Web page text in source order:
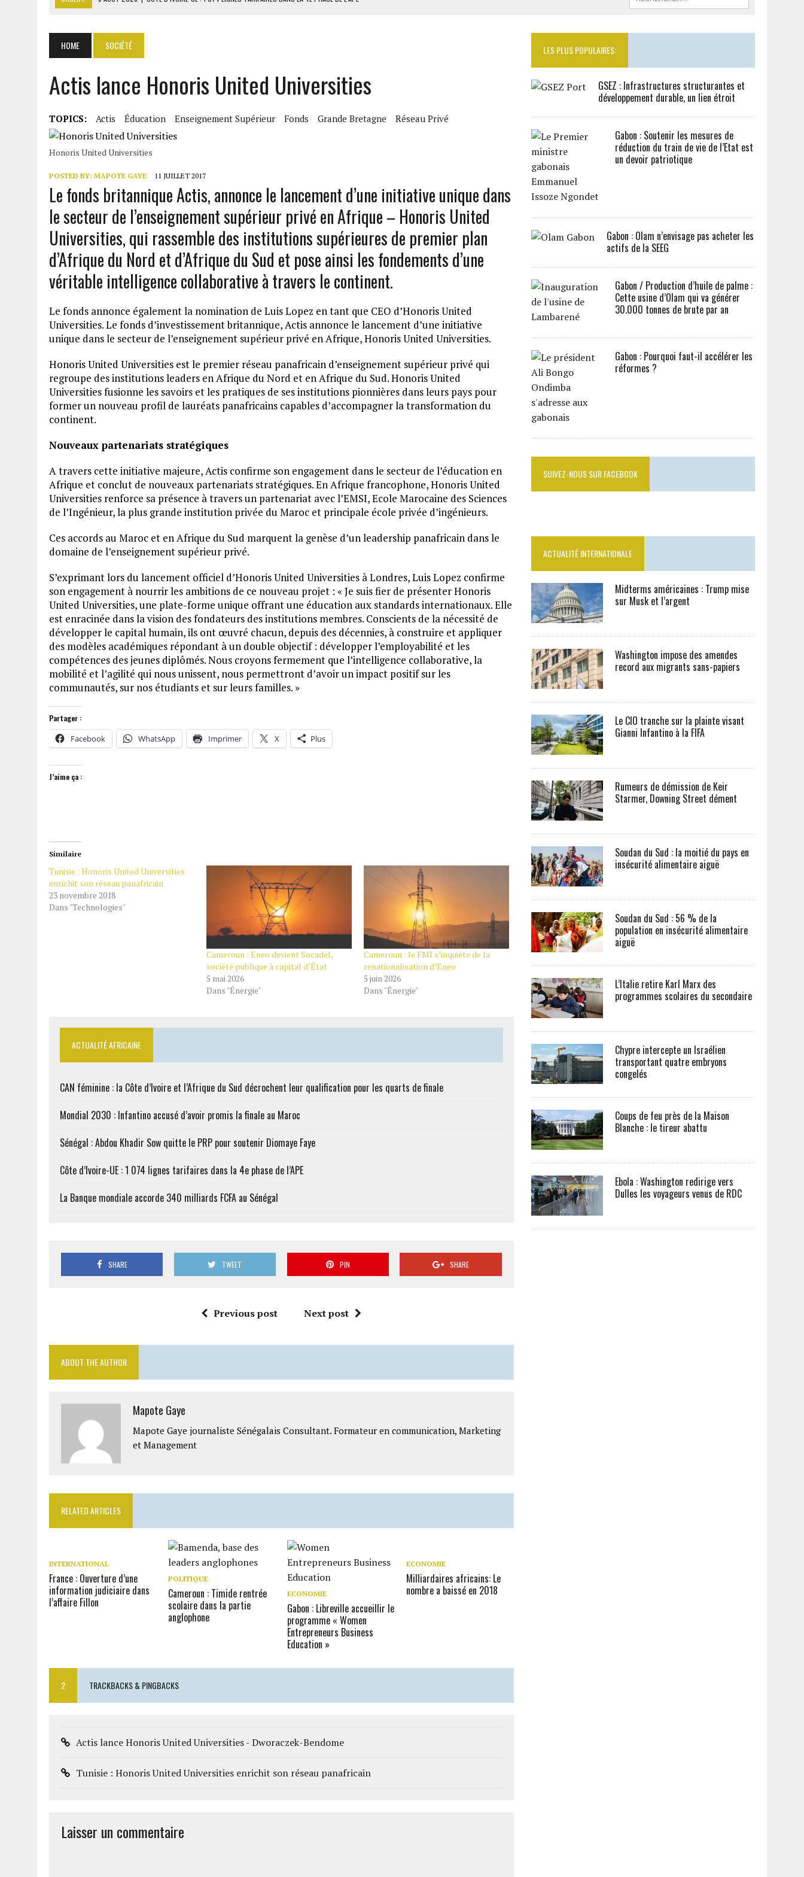
CAN FÉMININE : LA CÔTE D’IVOIRE ET L’AFRIQUE DU SUD DÉCROCHENT LEUR QUALIFICATION POUR LES QUARTS DE FINALE
6 AOÛT 2026 | MONDIAL 2030 : INFANTINO ACCUSÉ D’AVOIR PROMIS LA FINALE AU MAROC
6 AOÛT 2026
SÉNÉGAL : ABDOU KHADIR SOW QUITTE LE PRP POUR SOUTENIR DIOMAYE FAYE
HOME SOCIÉTÉ
Actis lance Honoris United Universities
TOPICS: Actis Éducation Enseignement Supérieur Fonds Grande Bretagne Réseau Privé
Honoris United Universities
POSTED BY: MAPOTE GAYE 11 JUILLET 2017
Le fonds britannique Actis, annonce le lancement d’une initiative unique dans
le secteur de l’enseignement supérieur privé en Afrique – Honoris United
Universities, qui rassemble des institutions supérieures de premier plan
d’Afrique du Nord et d’Afrique du Sud et pose ainsi les fondements d’une
véritable intelligence collaborative à travers le continent.
Le fonds annonce également la nomination de Luis Lopez en tant que CEO d’Honoris United
Universities. Le fonds d’investissement britannique, Actis annonce le lancement d’une initiative
unique dans le secteur de l’enseignement supérieur privé en Afrique, Honoris United Universities.
Honoris United Universities est le premier réseau panafricain d’enseignement supérieur privé qui
regroupe des institutions leaders en Afrique du Nord et en Afrique du Sud. Honoris United
Universities fusionne les savoirs et les pratiques de ses institutions pionnières dans leurs pays pour
former un nouveau profil de lauréats panafricains capables d’accompagner la transformation du
continent.
Nouveaux partenariats stratégiques
A travers cette initiative majeure, Actis confirme son engagement dans le secteur de l’éducation en
Afrique et conclut de nouveaux partenariats stratégiques. En Afrique francophone, Honoris United
Universities renforce sa présence à travers un partenariat avec l’EMSI, Ecole Marocaine des Sciences
de l’Ingénieur, la plus grande institution privée du Maroc et principale école privée d’ingénieurs.
Ces accords au Maroc et en Afrique du Sud marquent la genèse d’un leadership panafricain dans le
domaine de l’enseignement supérieur privé.
S’exprimant lors du lancement officiel d’Honoris United Universities à Londres, Luis Lopez confirme
son engagement à nourrir les ambitions de ce nouveau projet : « Je suis fier de présenter Honoris
United Universities, une plate-forme unique offrant une éducation aux standards internationaux. Elle
est enracinée dans la vision des fondateurs des institutions membres. Conscients de la nécessité de
développer le capital humain, ils ont œuvré chacun, depuis des décennies, à construire et appliquer
des modèles académiques répondant à un double objectif : développer l’employabilité et les
compétences des jeunes diplômés. Nous croyons fermement que l’intelligence collaborative, la
mobilité et l’agilité qui nous unissent, nous permettront d’avoir un impact positif sur les
communautés, sur nos étudiants et sur leurs familles. »
Partager :
Facebook WhatsApp Imprimer X Plus
J’aime ça :
Similaire
Tunisie : Honoris United Universities
enrichit son réseau panafricain
23 novembre 2018
Dans "Technologies"
Cameroun : Eneo devient Socadel,
société publique à capital d’État
5 mai 2026
Dans "Énergie"
Cameroun : le FMI s’inquiète de la
renationalisation d’Eneo
5 juin 2026
Dans "Énergie"
ACTUALITÉ AFRICAINE
CAN féminine : la Côte d’Ivoire et l’Afrique du Sud décrochent leur qualification pour les quarts de finale
Mondial 2030 : Infantino accusé d’avoir promis la finale au Maroc
Sénégal : Abdou Khadir Sow quitte le PRP pour soutenir Diomaye Faye
Côte d’Ivoire-UE : 1 074 lignes tarifaires dans la 4e phase de l’APE
La Banque mondiale accorde 340 milliards FCFA au Sénégal
SHARE TWEET PIN SHARE
Previous post Next post
ABOUT THE AUTHOR
Mapote Gaye
Mapote Gaye journaliste Sénégalais Consultant. Formateur en communication, Marketing
et Management
RELATED ARTICLES
INTERNATIONAL
France : Ouverture d’une
information judiciaire dans
l’affaire Fillon
POLITIQUE
Cameroun : Timide rentrée
scolaire dans la partie
anglophone
ECONOMIE
Gabon : Libreville accueillir le
programme « Women
Entrepreneurs Business
Education »
ECONOMIE
Milliardaires africains: Le
nombre a baissé en 2018
2 TRACKBACKS & PINGBACKS
Actis lance Honoris United Universities - Dworaczek-Bendome
Tunisie : Honoris United Universities enrichit son réseau panafricain
Laisser un commentaire
LES PLUS POPULAIRES:
GSEZ : Infrastructures structurantes et
développement durable, un lien étroit
Gabon : Soutenir les mesures de
réduction du train de vie de l’Etat est
un devoir patriotique
Gabon : Olam n’envisage pas acheter les
actifs de la SEEG
Gabon / Production d’huile de palme :
Cette usine d’Olam qui va générer
30.000 tonnes de brute par an
Gabon : Pourquoi faut-il accélérer les
réformes ?
SUIVEZ-NOUS SUR FACEBOOK
ACTUALITÉ INTERNATIONALE
Midterms américaines : Trump mise
sur Musk et l’argent
Washington impose des amendes
record aux migrants sans-papiers
Le CIO tranche sur la plainte visant
Gianni Infantino à la FIFA
Rumeurs de démission de Keir
Starmer, Downing Street dément
Soudan du Sud : la moitié du pays en
insécurité alimentaire aiguë
Soudan du Sud : 56 % de la
population en insécurité alimentaire
aiguë
L’Italie retire Karl Marx des
programmes scolaires du secondaire
Chypre intercepte un Israélien
transportant quatre embryons
congelés
Coups de feu près de la Maison
Blanche : le tireur abattu
Ebola : Washington redirige vers
Dulles les voyageurs venus de RDC